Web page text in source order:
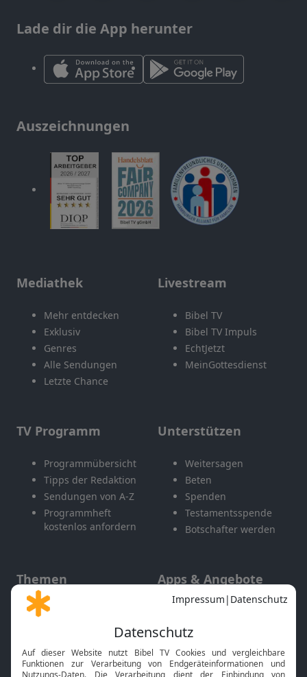
Lade dir die App herunter
Auszeichnungen
Mediathek
Mehr entdecken
Exklusiv
Genres
Alle Sendungen
Letzte Chance
Livestream
Bibel TV
Bibel TV Impuls
EchtJetzt
MeinGottesdienst
TV Programm
Programmübersicht
Tipps der Redaktion
Sendungen von A-Z
Programmheft
kostenlos anfordern
Unterstützen
Weitersagen
Beten
Spenden
Testamentsspende
Botschafter werden
Themen
Gott und Bibel erklärt
Neuigkeiten
Apps & Angebote
Mobile App
Smart TV